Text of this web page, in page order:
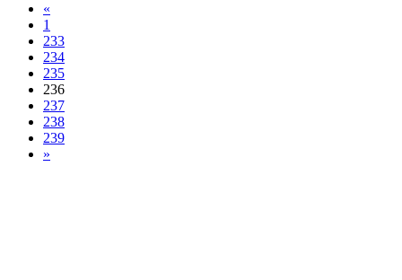
«
1
233
234
235
236
237
238
239
»